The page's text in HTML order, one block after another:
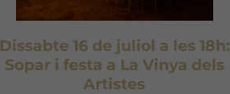
Dissabte 16 de juliol a les 18h:
Sopar i festa a La Vinya dels
Artistes